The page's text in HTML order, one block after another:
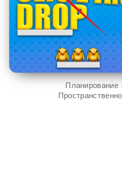
Планирование